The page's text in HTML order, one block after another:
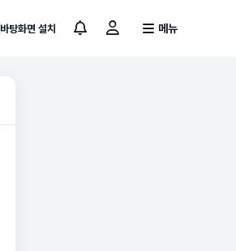
바탕화면 설치 메뉴